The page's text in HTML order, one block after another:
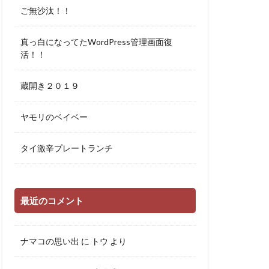
ご無沙汰！！
真っ白になってたWordPress管理画面復
活！！
蔵開き２０１９
ヤモリのベイベー
タイ激辛プレートランチ
最近のコメント
ナマコの思い出 に トウ より